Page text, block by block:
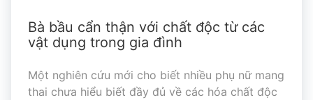
Bà bầu cẩn thận với chất độc từ các
vật dụng trong gia đình
Một nghiên cứu mới cho biết nhiều phụ nữ mang
thai chưa hiểu biết đầy đủ về các hóa chất độc